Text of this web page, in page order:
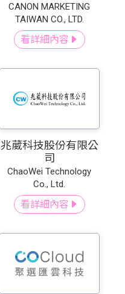
CANON MARKETING
TAIWAN CO., LTD.
看詳細內容
兆葳科技股份有限公
司
ChaoWei Technology
Co., Ltd.
看詳細內容